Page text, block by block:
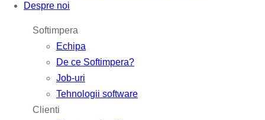
Despre noi
Softimpera
Echipa
De ce Softimpera?
Job-uri
Tehnologii software
Clienti